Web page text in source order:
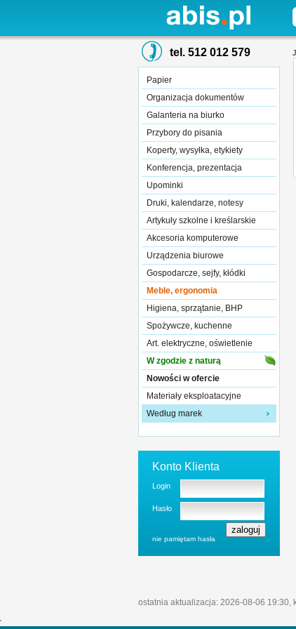
tel. 512 012 579
Papier
Organizacja dokumentów
Galanteria na biurko
Przybory do pisania
Koperty, wysyłka, etykiety
Konferencja, prezentacja
Upominki
Druki, kalendarze, notesy
Artykuły szkolne i kreślarskie
Akcesoria komputerowe
Urządzenia biurowe
Gospodarcze, sejfy, kłódki
Meble, ergonomia
Higiena, sprzątanie, BHP
Spożywcze, kuchenne
Art. elektryczne, oświetlenie
W zgodzie z naturą
Nowości w ofercie
Materiały eksploatacyjne
Według marek
Konto Klienta
Login
Hasło
nie pamiętam hasła
ostatnia aktualizacja: 2026-08-06 19:30,
'